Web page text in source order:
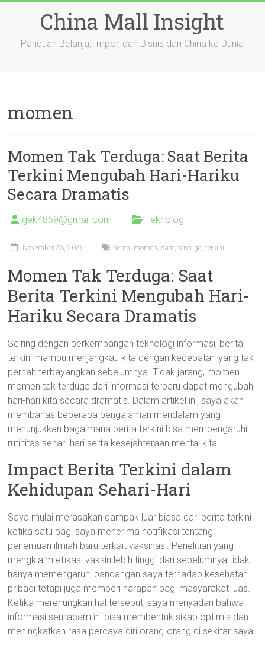
China Mall Insight
Panduan Belanja, Impor, dan Bisnis dari China ke Dunia
momen
Momen Tak Terduga: Saat Berita
Terkini Mengubah Hari-Hariku
Secara Dramatis
gek4869@gmail.com Teknologi
November 23, 2025 berita, momen, saat,terduga,terkini
Momen Tak Terduga: Saat
Berita Terkini Mengubah Hari-
Hariku Secara Dramatis
Seiring dengan perkembangan teknologi informasi, berita
terkini mampu menjangkau kita dengan kecepatan yang tak
pernah terbayangkan sebelumnya. Tidak jarang, momen-
momen tak terduga dari informasi terbaru dapat mengubah
hari-hari kita secara dramatis. Dalam artikel ini, saya akan
membahas beberapa pengalaman mendalam yang
menunjukkan bagaimana berita terkini bisa mempengaruhi
rutinitas sehari-hari serta kesejahteraan mental kita.
Impact Berita Terkini dalam
Kehidupan Sehari-Hari
Saya mulai merasakan dampak luar biasa dari berita terkini
ketika satu pagi saya menerima notifikasi tentang
penemuan ilmiah baru terkait vaksinasi. Penelitian yang
mengklaim efikasi vaksin lebih tinggi dari sebelumnya tidak
hanya memengaruhi pandangan saya terhadap kesehatan
pribadi tetapi juga memberi harapan bagi masyarakat luas.
Ketika merenungkan hal tersebut, saya menyadari bahwa
informasi semacam ini bisa membentuk sikap optimis dan
meningkatkan rasa percaya diri orang-orang di sekitar saya.